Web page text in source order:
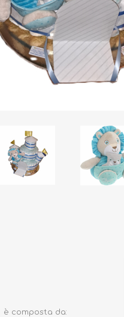
Passeggini,
Lettini
Accessori
composta da: